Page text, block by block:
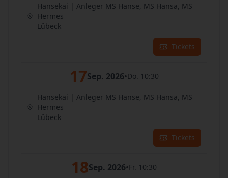
Hansekai | Anleger MS Hanse, MS Hansa, MS
Hermes
Lübeck
Tickets
17Sep. 2026•Do. 10:30
Hansekai | Anleger MS Hanse, MS Hansa, MS
Hermes
Lübeck
Tickets
18Sep. 2026•Fr. 10:30